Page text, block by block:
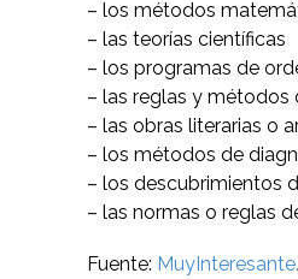
– los métodos
– las teorías científicas
– los programas de
– las reglas y
– las obras literarias o
– los métodos de
– los descubrimientos
– las normas o reglas
Fuente: